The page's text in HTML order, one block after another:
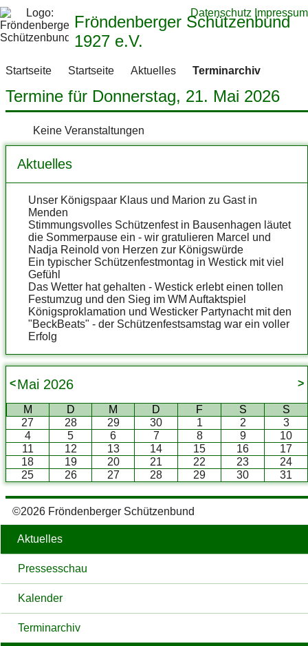
Fröndenberger Schützenbund
1927 e.V.
Aktuelles
Pressesschau
Kalender
Terminarchiv
Datenschutz Impressum
Startseite Startseite Aktuelles Terminarchiv
Termine für Donnerstag, 21. Mai 2026
Keine Veranstaltungen
Aktuelles
Unser Königspaar Klaus und Marion zu Gast in
Menden
Stimmungsvolles Schützenfest in Bausenhagen läutet
die Sommerpause ein - wir gratulieren Marcel und
Nadja Reinold von Herzen zur Königswürde
Ein typischer Schützenfestmontag in Westick mit viel
Gefühl
Das Wetter hat gehalten - Westick erlebt einen tollen
Festumzug und den Sieg im WM Auftaktspiel
Königsproklamation und Westicker Partynacht mit den
"BeckBeats" - der Schützenfestsamstag war ein voller
Erfolg
Mai 2026
< >
M D M D F S
S
27
28 29 30 1 2
3
4
5 6 7 8 9
10
11
12 13 14 15 16
17
18
19 20 21 22 23
24
25
26 27 28 29 30 31
©2026 Fröndenberger Schützenbund